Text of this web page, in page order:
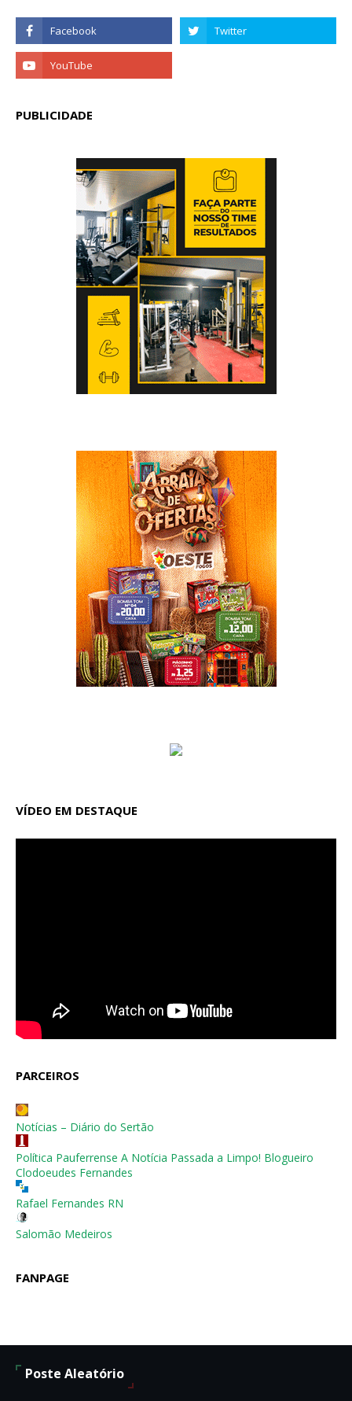
PUBLICIDADE
VÍDEO EM DESTAQUE
PARCEIROS
Notícias – Diário do Sertão
Política Pauferrense A Notícia Passada a Limpo! Blogueiro
Clodoeudes Fernandes
Rafael Fernandes RN
Salomão Medeiros
FANPAGE
Poste Aleatório